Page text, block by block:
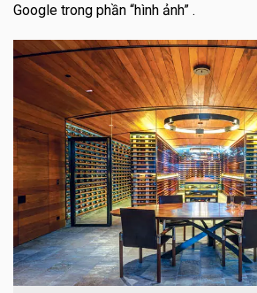
Google trong phần “hình ảnh” .